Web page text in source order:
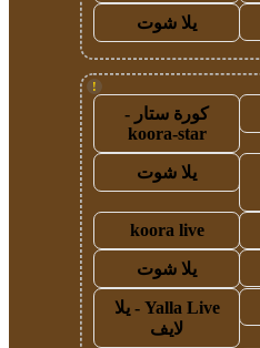
يلا شوت
!
كورة ستار -
koora-star
يلا شوت
koora live
يلا شوت
Yalla Live - يلا
لايف